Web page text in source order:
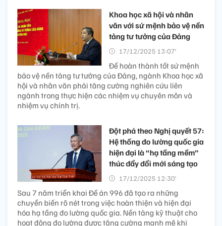
Khoa học xã hội và nhân
văn với sứ mệnh bảo vệ nền
tảng tư tưởng của Đảng
17/12/2025 13:07’
Để hoàn thành tốt sứ mệnh
bảo vệ nền tảng tư tưởng của Đảng, ngành Khoa học xã
hội và nhân văn phải tăng cường nghiên cứu liên
ngành trong thực hiện các nhiệm vụ chuyên môn và
nhiệm vụ chính trị.
Đột phá theo Nghị quyết 57:
Hệ thống đo lường quốc gia
hiện đại là “hạ tầng mềm”
thúc đẩy đổi mới sáng tạo
17/12/2025 12:30’
Sau 7 năm triển khai Đề án 996 đã tạo ra những
chuyển biến rõ nét trong việc hoàn thiện và hiện đại
hóa hạ tầng đo lường quốc gia. Nền tảng kỹ thuật cho
hoạt động đo lường được tăng cường mạnh mẽ khi